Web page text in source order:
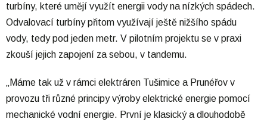
turbíny, které umějí využít energii vody na nízkých spádech.
Odvalovací turbíny přitom využívají ještě nižšího spádu
vody, tedy pod jeden metr. V pilotním projektu se v praxi
zkouší jejich zapojení za sebou, v tandemu.
„Máme tak už v rámci elektráren Tušimice a Prunéřov v
provozu tři různé principy výroby elektrické energie pomocí
mechanické vodní energie. První je klasický a dlouhodobě